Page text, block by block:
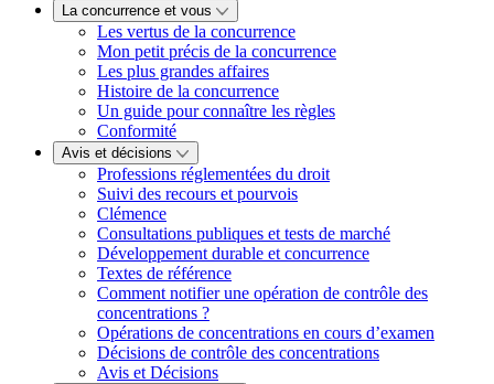
La concurrence et vous
Les vertus de la concurrence
Mon petit précis de la concurrence
Les plus grandes affaires
Histoire de la concurrence
Un guide pour connaître les règles
Conformité
Avis et décisions
Professions réglementées du droit
Suivi des recours et pourvois
Clémence
Consultations publiques et tests de marché
Développement durable et concurrence
Textes de référence
Comment notifier une opération de contrôle des
concentrations ?
Opérations de concentrations en cours d’examen
Décisions de contrôle des concentrations
Avis et Décisions